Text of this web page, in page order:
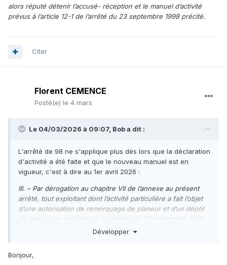
alors réputé détenir l’accusé- réception et le manuel d’activité
prévus à l’article 12-1 de l’arrêté du 23 septembre 1998 précité.
Citer
Florent CEMENCE
Posté(e) le 4 mars
Le 04/03/2026 à 09:07, Boba dit :
L'arrêté de 98 ne s'applique plus dès lors que la déclaration
d'activité a été faite et que le nouveau manuel est en
vigueur, c'est à dire au 1er avril 2026 :
III. – Par dérogation au chapitre VII de l’annexe au présent
arrêté, tout exploitant dont l’activité particulière a fait l’objet
d’une autorisation de remorquage de planeur et d’un dépôt
de manuel en application de l’arrêté du 23 septembre 1998
susvisé dans sa rédaction antérieure au présent arrêté est
son activité particulière conformément aux dispositions en
Développer
Bonjour,